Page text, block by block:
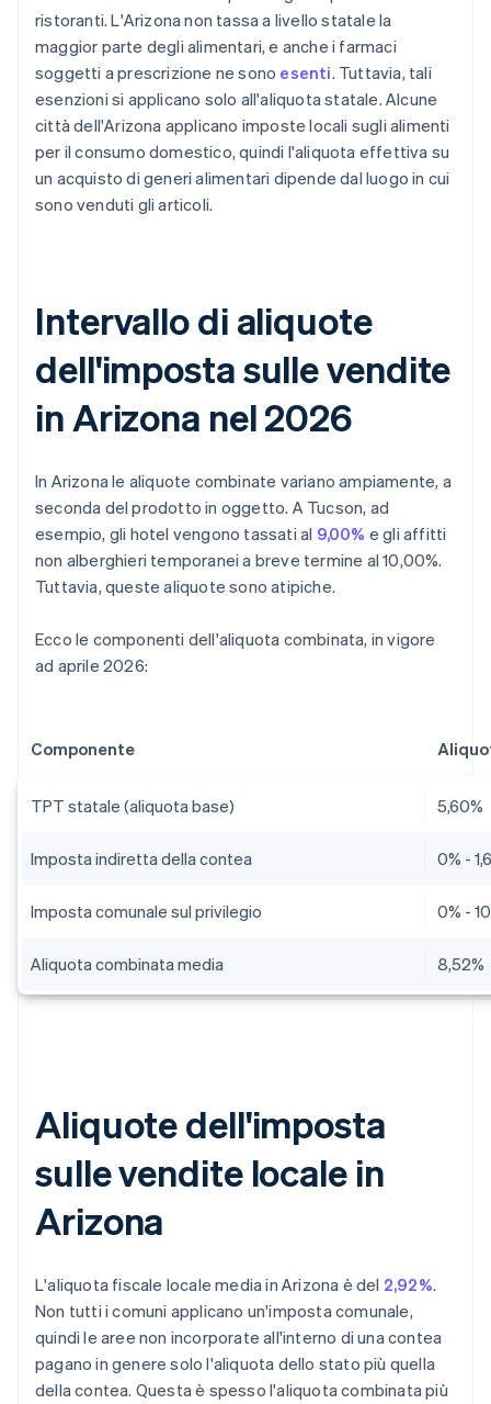
ristoranti. L'Arizona non tassa a livello statale la
maggior parte degli alimentari, e anche i farmaci
soggetti a prescrizione ne sono esenti. Tuttavia, tali
esenzioni si applicano solo all'aliquota statale. Alcune
città dell'Arizona applicano imposte locali sugli alimenti
per il consumo domestico, quindi l'aliquota effettiva su
un acquisto di generi alimentari dipende dal luogo in cui
sono venduti gli articoli.
Intervallo di aliquote
dell'imposta sulle vendite
in Arizona nel 2026
In Arizona le aliquote combinate variano ampiamente, a
seconda del prodotto in oggetto. A Tucson, ad
esempio, gli hotel vengono tassati al 9,00% e gli affitti
non alberghieri temporanei a breve termine al 10,00%.
Tuttavia, queste aliquote sono atipiche.
Ecco le componenti dell'aliquota combinata, in vigore
ad aprile 2026:
Componente
TPT statale (aliquota base) 5,60%
Imposta indiretta della contea 0% -
Imposta comunale sul privilegio 0% -
Aliquota combinata media 8,52%
Aliquote dell'imposta
sulle vendite locale in
Arizona
L'aliquota fiscale locale media in Arizona è del 2,92%.
Non tutti i comuni applicano un'imposta comunale,
quindi le aree non incorporate all'interno di una contea
pagano in genere solo l'aliquota dello stato più quella
della contea. Questa è spesso l'aliquota combinata più